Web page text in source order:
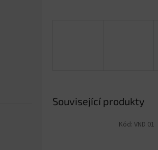
Související produkty
Kód: VND 01